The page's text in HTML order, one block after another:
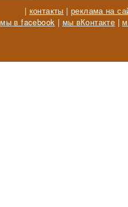
| контакты | реклама на
мы в facebook | мы вКонтакте |